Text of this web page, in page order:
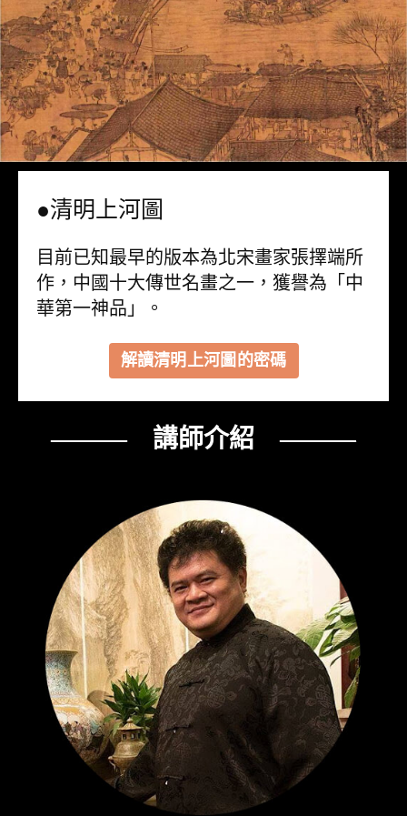
●清明上河圖
目前已知最早的版本為北宋畫家張擇端所
作，中國十大傳世名畫之一，獲譽為「中
華第一神品」。
解讀清明上河圖的密碼
——— 講師介紹 ———